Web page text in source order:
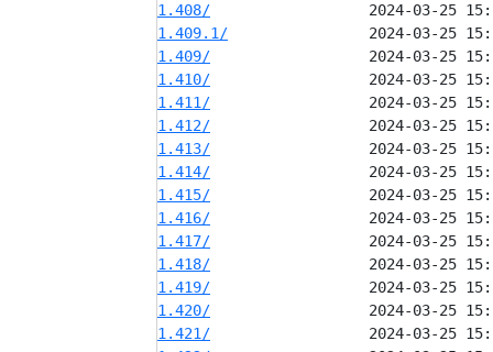
1.408/
1.409.1/
1.409/
1.410/
1.411/
1.412/
1.413/
1.414/
1.415/
1.416/
1.417/
1.418/
1.419/
1.420/
1.421/